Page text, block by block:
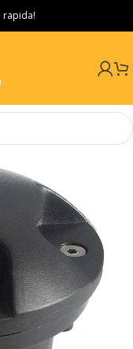
rapida!